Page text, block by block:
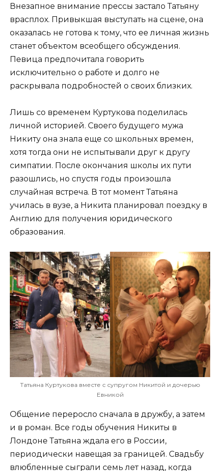
Внезапное внимание прессы застало Татьяну
врасплох. Привыкшая выступать на сцене, она
оказалась не готова к тому, что ее личная жизнь
станет объектом всеобщего обсуждения.
Певица предпочитала говорить
исключительно о работе и долго не
раскрывала подробностей о своих близких.
Лишь со временем Куртукова поделилась
личной историей. Своего будущего мужа
Никиту она знала еще со школьных времен,
хотя тогда они не испытывали друг к другу
симпатии. После окончания школы их пути
разошлись, но спустя годы произошла
случайная встреча. В тот момент Татьяна
училась в вузе, а Никита планировал поездку в
Англию для получения юридического
образования.
Татьяна Куртукова вместе с супругом Никитой и дочерью
Евникой
Общение переросло сначала в дружбу, а затем
и в роман. Все годы обучения Никиты в
Лондоне Татьяна ждала его в России,
периодически навещая за границей. Свадьбу
влюбленные сыграли семь лет назад, когда